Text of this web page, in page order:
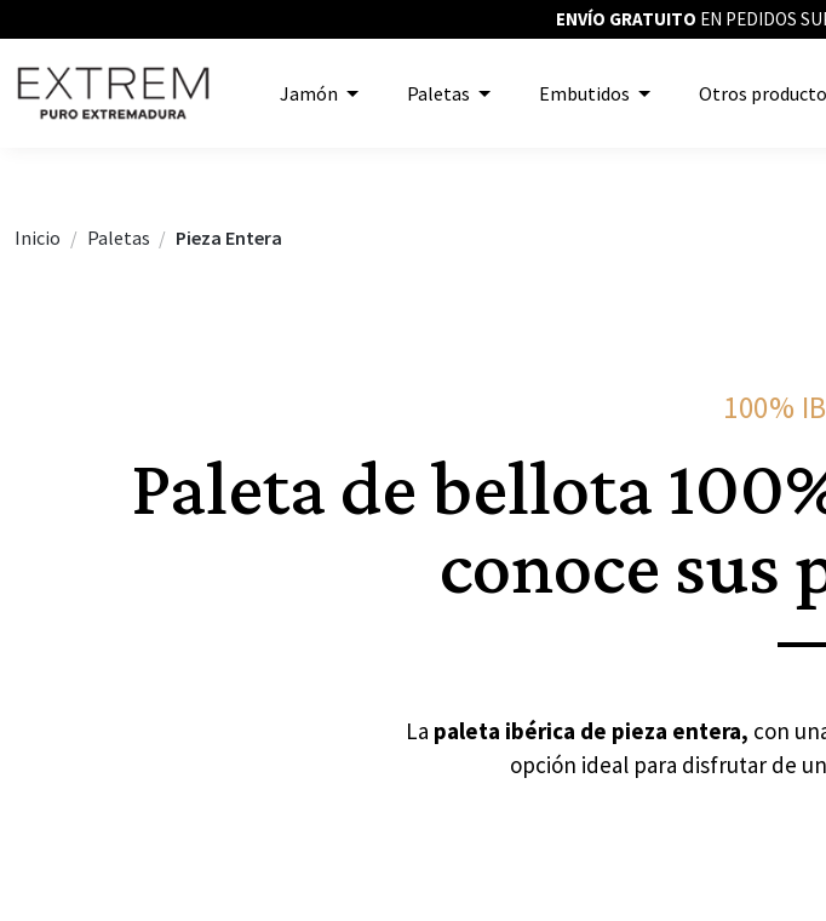
ENVÍO GRATUITO EN PEDIDOS
Jamón Paletas Embutidos Otros
Inicio Paletas Pieza Entera
100%
Paleta de bellota
conoce sus
La paleta ibérica de pieza entera, con
opción ideal para disfrutar de un